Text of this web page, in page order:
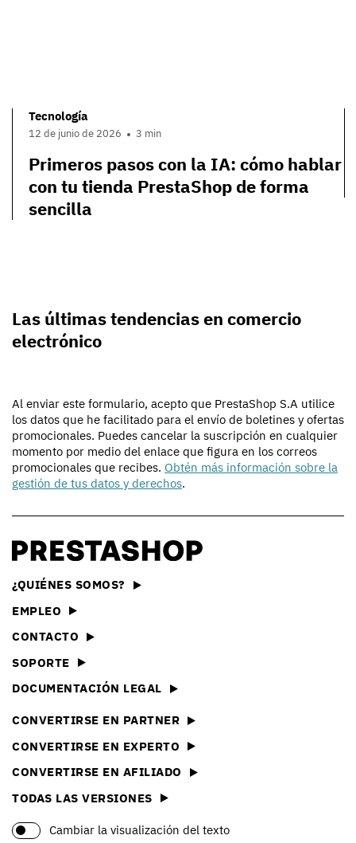
Tecnología
12 de junio de 2026 3 min
Primeros pasos con la IA: cómo hablar
con tu tienda PrestaShop de forma
sencilla
Las últimas tendencias en comercio
electrónico
Al enviar este formulario, acepto que PrestaShop S.A utilice
los datos que he facilitado para el envío de boletines y ofertas
promocionales. Puedes cancelar la suscripción en cualquier
momento por medio del enlace que figura en los correos
promocionales que recibes. Obtén más información sobre la
gestión de tus datos y derechos.
¿QUIÉNES SOMOS?
EMPLEO
CONTACTO
SOPORTE
DOCUMENTACIÓN LEGAL
CONVERTIRSE EN PARTNER
CONVERTIRSE EN EXPERTO
CONVERTIRSE EN AFILIADO
TODAS LAS VERSIONES
Cambiar la visualización del texto